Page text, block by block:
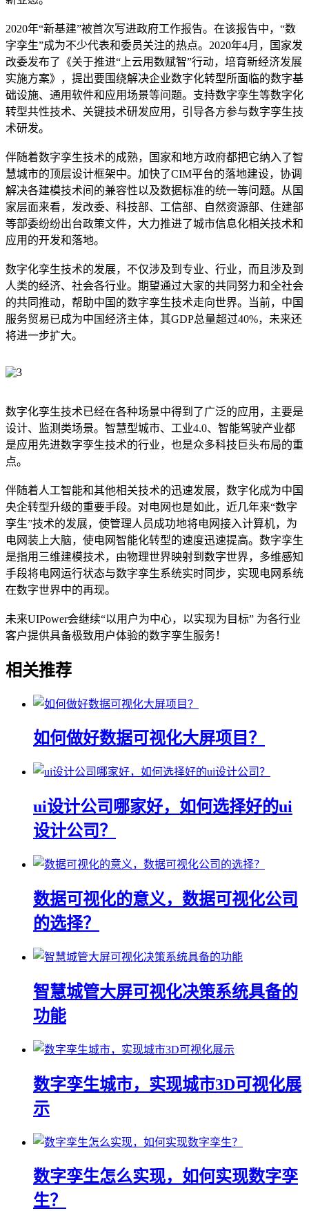
2020年“新基建”被首次写进政府工作报告。在该报告中，“数
字孪生”成为不少代表和委员关注的热点。2020年4月，国家发
改委发布了《关于推进“上云用数赋智”行动，培育新经济发展
实施方案》，提出要围绕解决企业数字化转型所面临的数字基
础设施、通用软件和应用场景等问题。支持数字孪生等数字化
转型共性技术、关键技术研发应用，引导各方参与数字孪生技
术研发。
伴随着数字孪生技术的成熟，国家和地方政府都把它纳入了智
慧城市的顶层设计框架中。加快了CIM平台的落地建设，协调
解决各建模技术间的兼容性以及数据标准的统一等问题。从国
家层面来看，发改委、科技部、工信部、自然资源部、住建部
等部委纷纷出台政策文件，大力推进了城市信息化相关技术和
应用的开发和落地。
数字化孪生技术的发展，不仅涉及到专业、行业，而且涉及到
人类的经济、社会各行业。期望通过大家的共同努力和全社会
的共同推动，帮助中国的数字孪生技术走向世界。当前，中国
服务贸易已成为中国经济主体，其GDP总量超过40%，未来还
将进一步扩大。
数字化孪生技术已经在各种场景中得到了广泛的应用，主要是
设计、监测类场景。智慧型城市、工业4.0、智能驾驶产业都
是应用先进数字孪生技术的行业，也是众多科技巨头布局的重
点。
伴随着人工智能和其他相关技术的迅速发展，数字化成为中国
央企转型升级的重要手段。对电网也是如此，近几年来“数字
孪生”技术的发展，使管理人员成功地将电网接入计算机，为
电网装上大脑，使电网智能化转型的速度迅速提高。数字孪生
是指用三维建模技术，由物理世界映射到数字世界，多维感知
手段将电网运行状态与数字孪生系统实时同步，实现电网系统
在数字世界中的再现。
未来UIPower会继续“以用户为中心，以实现为目标” 为各行业
客户提供具备极致用户体验的数字孪生服务！
相关推荐
如何做好数据可视化大屏项目？
ui设计公司哪家好，如何选择好的ui
设计公司？
数据可视化的意义，数据可视化公司
的选择？
智慧城管大屏可视化决策系统具备的
功能
数字孪生城市，实现城市3D可视化展
示
数字孪生怎么实现，如何实现数字孪
生？